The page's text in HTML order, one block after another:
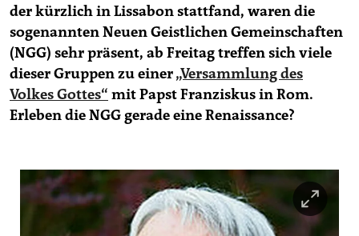
genossenschaft
epaper login
der kürzlich in Lissabon stattfand, waren die
sogenannten Neuen Geistlichen Gemeinschaften
(NGG) sehr präsent, ab Freitag treffen sich viele
dieser Gruppen zu einer„Versammlung des
Volkes Gottes“ mit Papst Franziskus in Rom.
Erleben die NGG gerade eine Renaissance?